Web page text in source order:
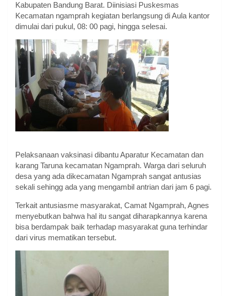
Kabupaten Bandung Barat. Diinisiasi Puskesmas
Kecamatan ngamprah kegiatan berlangsung di Aula kantor
dimulai dari pukul, 08: 00 pagi, hingga selesai.
Pelaksanaan vaksinasi dibantu Aparatur Kecamatan dan
karang Taruna kecamatan Ngamprah. Warga dari seluruh
desa yang ada dikecamatan Ngamprah sangat antusias
sekali sehingg ada yang mengambil antrian dari jam 6 pagi.
Terkait antusiasme masyarakat, Camat Ngamprah, Agnes
menyebutkan bahwa hal itu sangat diharapkannya karena
bisa berdampak baik terhadap masyarakat guna terhindar
dari virus mematikan tersebut.